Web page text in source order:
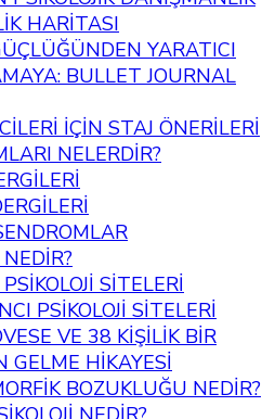
HARİTASI
YARATICI
BULLET JOURNAL
İÇİN STAJ ÖNERİLERİ
NELERDİR?
SİTELERİ
PSİKOLOJİ SİTELERİ
VE 38 KİŞİLİK BİR
GELME HİKAYESİ
BOZUKLUĞU NEDİR?